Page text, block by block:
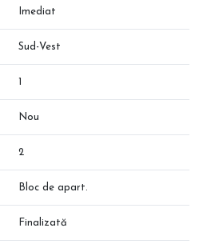
Imediat
Sud-Vest
Nou
2
Bloc de apart.
Finalizată